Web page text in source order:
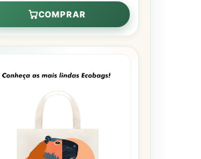
COMPRAR